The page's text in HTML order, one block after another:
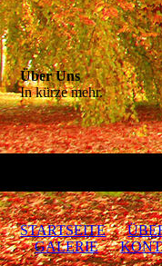
Über Uns
In kürze mehr.
STARTSEITE
GALERIE